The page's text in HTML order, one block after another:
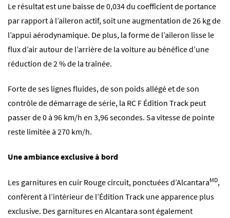
Le résultat est une baisse de 0,034 du coefficient de portance
par rapport à l’aileron actif, soit une augmentation de 26 kg de
l’appui aérodynamique. De plus, la forme de l’aileron lisse le
flux d’air autour de l’arrière de la voiture au bénéfice d’une
réduction de 2 % de la traînée.
Forte de ses lignes fluides, de son poids allégé et de son
contrôle de démarrage de série, la RC F Édition Track peut
passer de 0 à 96 km/h en 3,96 secondes. Sa vitesse de pointe
reste limitée à 270 km/h.
Une ambiance exclusive à bord
Les garnitures en cuir Rouge circuit, ponctuées d’AlcantaraMD,
confèrent à l’intérieur de l’Édition Track une apparence plus
exclusive. Des garnitures en Alcantara sont également